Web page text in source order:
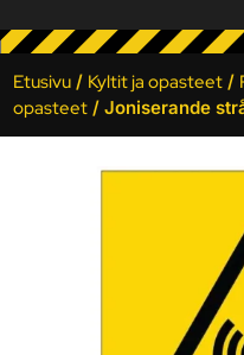
Etusivu / Kyltit ja opasteet /
opasteet / Joniserande